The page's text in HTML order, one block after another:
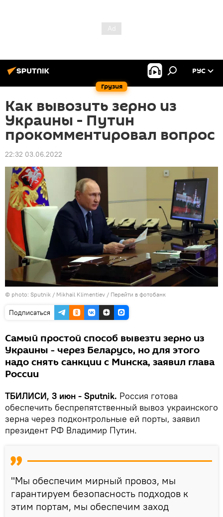
Грузия
РУС
Как вывозить зерно из
Украины - Путин
прокомментировал вопрос
22:32 03.06.2022
© photo: Sputnik / Mikhail Klimentiev / Перейти в фотобанк
Подписаться
Самый простой способ вывезти зерно из
Украины - через Беларусь, но для этого
надо снять санкции с Минска, заявил глава
России
ТБИЛИСИ, 3 июн - Sputnik. Россия готова
обеспечить беспрепятственный вывоз украинского
зерна через подконтрольные ей порты, заявил
президент РФ Владимир Путин.
"Мы обеспечим мирный провоз, мы
гарантируем безопасность подходов к
этим портам, мы обеспечим заход